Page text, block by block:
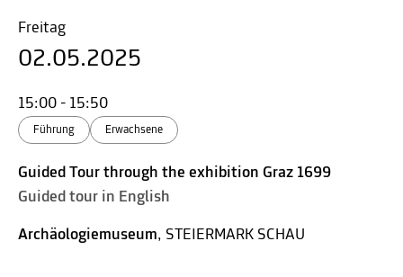
Freitag
02.05.2025
15:00 - 15:50
Führung Erwachsene
Guided Tour through the exhibition Graz 1699
Guided tour in English
Archäologiemuseum, STEIERMARK SCHAU